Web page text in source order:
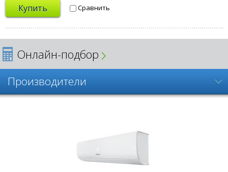
Купить Сравнить
Онлайн-подбор
Производители